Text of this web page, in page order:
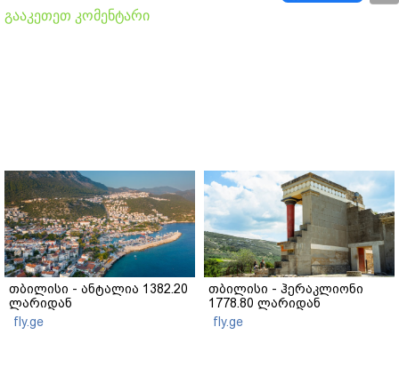
გააკეთეთ კომენტარი
თბილისი - ანტალია 1382.20
ლარიდან
fly.ge
თბილისი - ჰერაკლიონი
1778.80 ლარიდან
fly.ge